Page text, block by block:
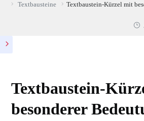
Textbausteine
Textbaustein-Kürzel mit
Textbaustein-
besonderer